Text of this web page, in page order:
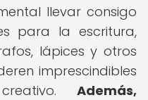
llevar consigo
para la escritura,
lápices y otros
imprescindibles
Además,